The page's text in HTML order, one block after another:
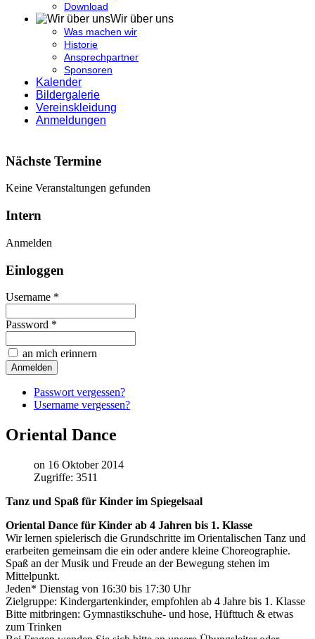
Download
Wir über uns
Was machen wir
Historie
Ansprechpartner
Sponsoren
Kalender
Bildergalerie
Vereinskleidung
Anmeldungen
Nächste Termine
Keine Veranstaltungen gefunden
Intern
Anmelden
Einloggen
Username *
Password *
an mich erinnern
Passwort vergessen?
Username vergessen?
Oriental Dance
on 16 Oktober 2014
Zugriffe: 3511
Tanz und Spaß für Kinder im Spiegelsaal
Oriental Dance für Kinder ab 4 Jahren bis 1. Klasse
Wir lernen spielerisch die Grundschritte im Orientalischen Tanz und
erarbeiten gemeinsam die ein oder andere kleine Choreographie.
Spaß an der Musik und Freude an der Bewegung stehen im
Mittelpunkt.
Jeden* Dienstag von 16:30 bis 17:30 Uhr
Zielgruppe: Kindergartenkinder, empfohlen ab 4 Jahre bis 1. Klasse
Bitte mitbringen: Gymnastikschuhe- und hose, Hüfttuch & etwas
zum Trinken